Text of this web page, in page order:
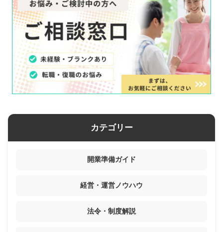
カテゴリー
開業準備ガイド
経営・運営ノウハウ
法令・制度解説